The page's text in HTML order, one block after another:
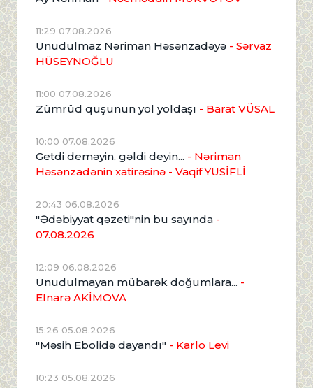
11:29 07.08.2026
Unudulmaz Nəriman Həsənzadəyə - Sərvaz
HÜSEYNOĞLU
11:00 07.08.2026
Zümrüd quşunun yol yoldaşı - Barat VÜSAL
10:00 07.08.2026
Getdi deməyin, gəldi deyin... - Nəriman
Həsənzadənin xatirəsinə - Vaqif YUSİFLİ
20:43 06.08.2026
"Ədəbiyyat qəzeti"nin bu sayında -
07.08.2026
12:09 06.08.2026
Unudulmayan mübarək doğumlara... -
Elnarə AKİMOVA
15:26 05.08.2026
"Məsih Ebolidə dayandı" - Karlo Levi
10:23 05.08.2026